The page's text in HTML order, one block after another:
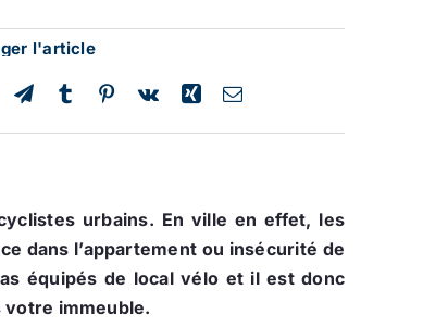
l'article
urbains. En ville en effet, les
dans l’appartement ou insécurité de
équipés de local vélo et il est donc
votre immeuble.